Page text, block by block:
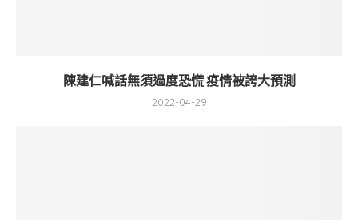
陳建仁喊話無須過度恐慌 疫情被誇大預測
2022-04-29